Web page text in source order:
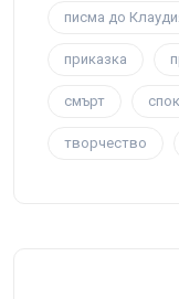
писма до
приказка
смърт
творчество